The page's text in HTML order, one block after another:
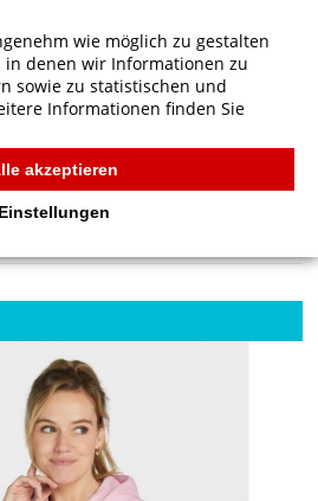
Sweatshirt Women
wie möglich zu gestalten
in denen wir Informationen zu
sowie zu statistischen und
Informationen finden Sie
akzeptieren
Einstellungen